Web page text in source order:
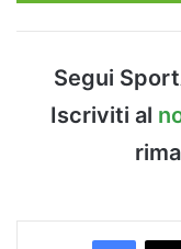
Segui
Iscriviti al